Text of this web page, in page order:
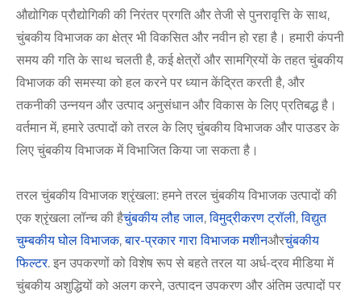
औद्योगिक प्रौद्योगिकी की निरंतर प्रगति और तेजी से पुनरावृत्ति के साथ,
चुंबकीय विभाजक का क्षेत्र भी विकसित और नवीन हो रहा है। हमारी कंपनी
समय की गति के साथ चलती है, कई क्षेत्रों और सामग्रियों के तहत चुंबकीय
विभाजक की समस्या को हल करने पर ध्यान केंद्रित करती है, और
तकनीकी उन्नयन और उत्पाद अनुसंधान और विकास के लिए प्रतिबद्ध है।
वर्तमान में, हमारे उत्पादों को तरल के लिए चुंबकीय विभाजक और पाउडर के
लिए चुंबकीय विभाजक में विभाजित किया जा सकता है।
तरल चुंबकीय विभाजक श्रृंखला: हमने तरल चुंबकीय विभाजक उत्पादों की
एक श्रृंखला लॉन्च की हैचुंबकीय लौह जाल,विमुद्रीकरण ट्रॉली,विद्युत
चुम्बकीय घोल विभाजक,बार-प्रकार गारा विभाजक मशीनऔरचुंबकीय
फिल्टर. इन उपकरणों को विशेष रूप से बहते तरल या अर्ध-द्रव मीडिया में
चुंबकीय अशुद्धियों को अलग करने, उत्पादन उपकरण और अंतिम उत्पादों पर